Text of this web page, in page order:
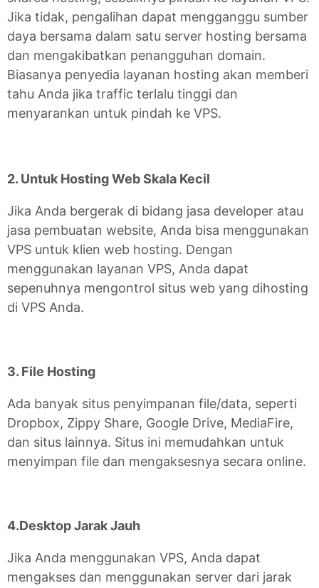
Jika tidak, pengalihan dapat mengganggu sumber
daya bersama dalam satu server hosting bersama
dan mengakibatkan penangguhan domain.
Biasanya penyedia layanan hosting akan memberi
tahu Anda jika traffic terlalu tinggi dan
menyarankan untuk pindah ke VPS.
2. Untuk Hosting Web Skala Kecil
Jika Anda bergerak di bidang jasa developer atau
jasa pembuatan website, Anda bisa menggunakan
VPS untuk klien web hosting. Dengan
menggunakan layanan VPS, Anda dapat
sepenuhnya mengontrol situs web yang dihosting
di VPS Anda.
3. File Hosting
Ada banyak situs penyimpanan file/data, seperti
Dropbox, Zippy Share, Google Drive, MediaFire,
dan situs lainnya. Situs ini memudahkan untuk
menyimpan file dan mengaksesnya secara online.
4.Desktop Jarak Jauh
Jika Anda menggunakan VPS, Anda dapat
mengakses dan menggunakan server dari jarak